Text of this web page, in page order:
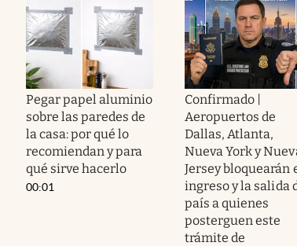
Pegar papel aluminio
sobre las paredes de
la casa: por qué lo
recomiendan y para
qué sirve hacerlo
00:01
Confirmado |
Aeropuertos de
Dallas, Atlanta,
Nueva York y
Jersey bloquearán
ingreso y la salida
país a quienes
posterguen este
trámite de